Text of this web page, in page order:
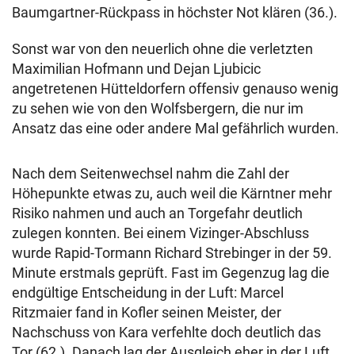
Baumgartner-Rückpass in höchster Not klären (36.).
Sonst war von den neuerlich ohne die verletzten
Maximilian Hofmann und Dejan Ljubicic
angetretenen Hütteldorfern offensiv genauso wenig
zu sehen wie von den Wolfsbergern, die nur im
Ansatz das eine oder andere Mal gefährlich wurden.
Nach dem Seitenwechsel nahm die Zahl der
Höhepunkte etwas zu, auch weil die Kärntner mehr
Risiko nahmen und auch an Torgefahr deutlich
zulegen konnten. Bei einem Vizinger-Abschluss
wurde Rapid-Tormann Richard Strebinger in der 59.
Minute erstmals geprüft. Fast im Gegenzug lag die
endgültige Entscheidung in der Luft: Marcel
Ritzmaier fand in Kofler seinen Meister, der
Nachschuss von Kara verfehlte doch deutlich das